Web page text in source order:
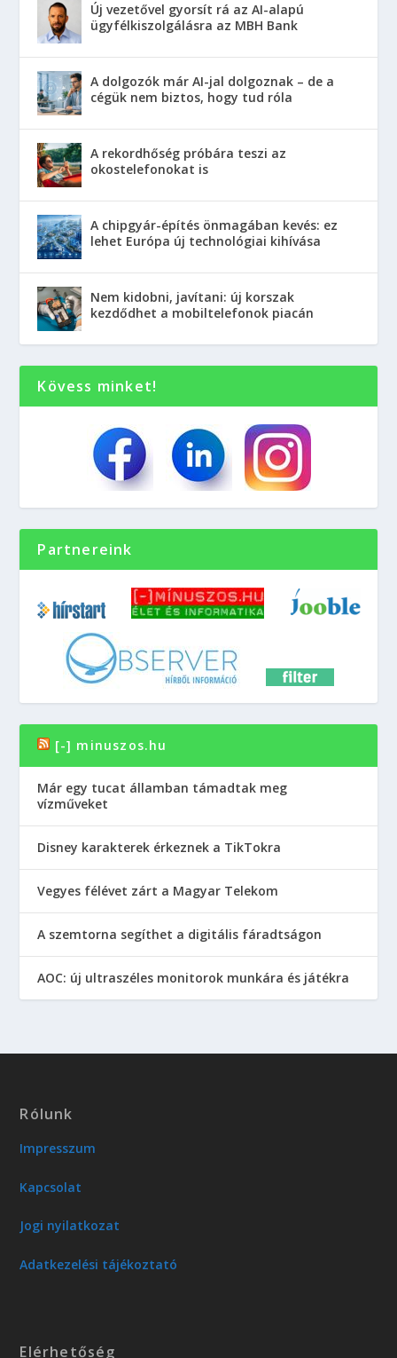
Új vezetővel gyorsít rá az AI-alapú
ügyfélkiszolgálásra az MBH Bank
A dolgozók már AI-jal dolgoznak – de a
cégük nem biztos, hogy tud róla
A rekordhőség próbára teszi az
okostelefonokat is
A chipgyár-építés önmagában kevés: ez
lehet Európa új technológiai kihívása
Nem kidobni, javítani: új korszak
kezdődhet a mobiltelefonok piacán
Kövess minket!
Partnereink
[-] minuszos.hu
Már egy tucat államban támadtak meg
vízműveket
Disney karakterek érkeznek a TikTokra
Vegyes félévet zárt a Magyar Telekom
A szemtorna segíthet a digitális fáradtságon
AOC: új ultraszéles monitorok munkára és játékra
Rólunk
Impresszum
Kapcsolat
Jogi nyilatkozat
Adatkezelési tájékoztató
Elérhetőség